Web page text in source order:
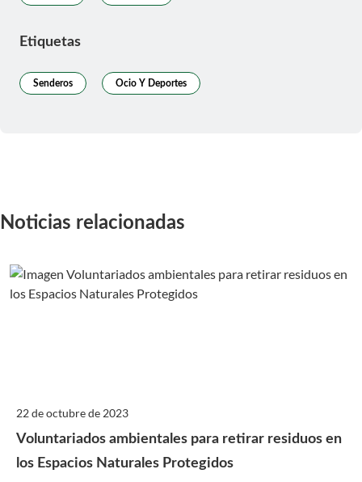
Etiquetas
Senderos Ocio Y Deportes
Noticias relacionadas
22 de octubre de 2023
Voluntariados ambientales para retirar residuos en
los Espacios Naturales Protegidos